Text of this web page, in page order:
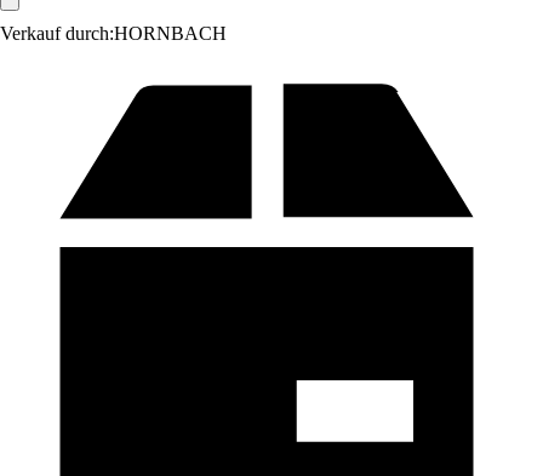
Verkauf durch:HORNBACH